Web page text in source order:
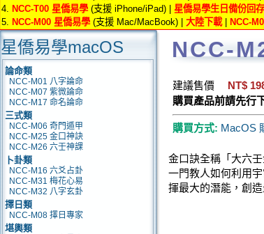
4. NCC-T00 星僑易學(支援 iPhone/iPad) | 星僑易學生日備份回
5. NCC-M00 星僑易學(支援 Mac/MacBook) | 大陸下載| NCC-
星僑易學macOS
論命類
NCC-M01 八字論命
NCC-M07 紫微論命
NCC-M17 命名論命
三式類
NCC-M06 奇門遁甲
NCC-M25 金口神訣
NCC-M26 六壬神課
卜卦類
NCC-M16 六爻占卦
NCC-M31 梅花心易
NCC-M32 八字玄卦
擇日類
NCC-M08 擇日專家
堪輿類
NCC-
建議售價 NT$
購買產品前請先行
購買方式: MacOS
金口訣全稱「大六
一門教人如何利用
揮最大的潛能，創